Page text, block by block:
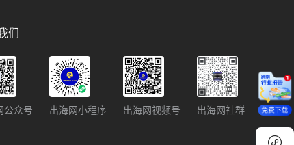
免费下载
们
公众号 出海网小程序 出海网视频号 出海网社群